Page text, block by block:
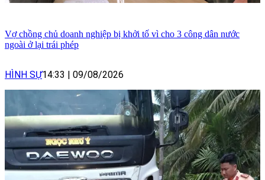
Vợ chồng chủ doanh nghiệp bị khởi tố vì cho 3 công dân nước
ngoài ở lại trái phép
HÌNH SỰ14:33 09/08/2026